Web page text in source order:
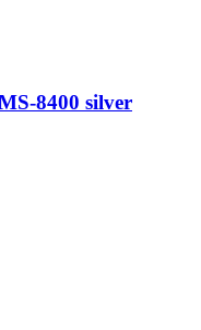
8400 silver